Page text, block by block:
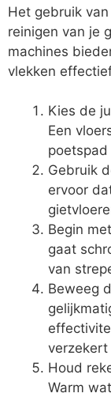
Het gebruik
reinigen van je
machines
vlekken
Kies de
Een
Gebruik
ervoor
Begin
gaat
van
Beweeg
Houd
Warm